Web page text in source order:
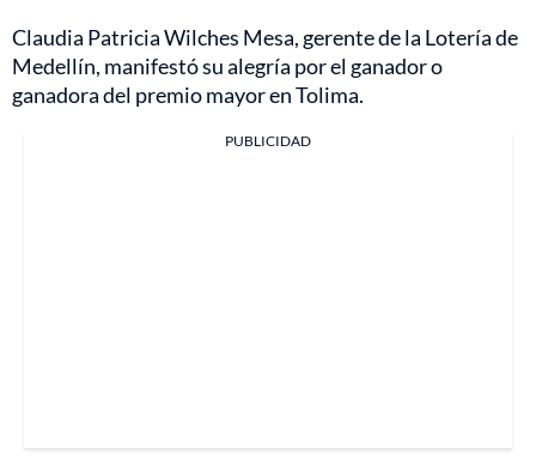
Claudia Patricia Wilches Mesa, gerente de la Lotería de
Medellín, manifestó su alegría por el ganador o
ganadora del premio mayor en Tolima.
PUBLICIDAD